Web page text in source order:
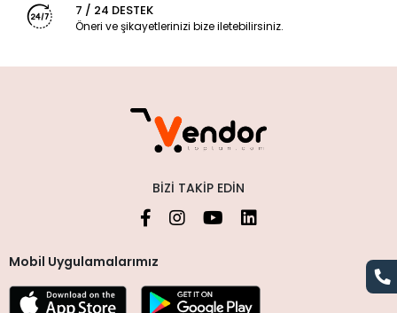
7 / 24 DESTEK
Öneri ve şikayetlerinizi bize iletebilirsiniz.
BIZI TAKIP EDIN
Mobil Uygulamalarımız